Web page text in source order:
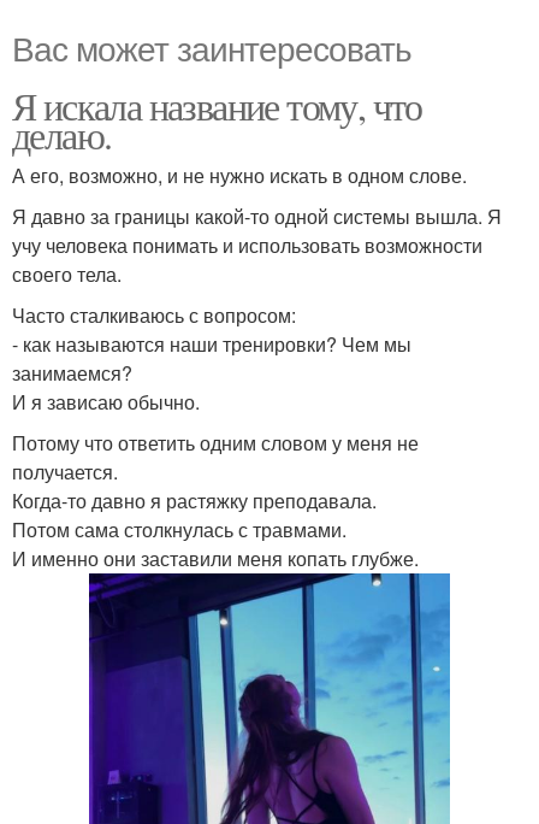
Вас может заинтересовать
Я искала название тому, что
делаю.
А его, возможно, и не нужно искать в одном слове.
Я давно за границы какой-то одной системы вышла. Я
учу человека понимать и использовать возможности
своего тела.
Часто сталкиваюсь с вопросом:
- как называются наши тренировки? Чем мы
занимаемся?
И я зависаю обычно.
Потому что ответить одним словом у меня не
получается.
Когда-то давно я растяжку преподавала.
Потом сама столкнулась с травмами.
И именно они заставили меня копать глубже.